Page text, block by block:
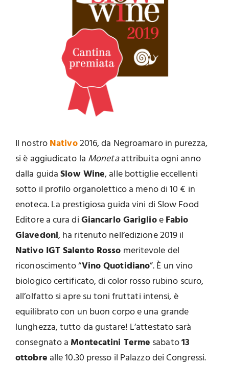
Il nostroNativo2016, da Negroamaro in purezza,
si è aggiudicato la Monetaattribuita ogni anno
dalla guidaSlow Wine, alle bottiglie eccellenti
sotto il profilo organolettico a meno di 10 € in
enoteca. La prestigiosa guida vini di Slow Food
Editore a cura diGiancarlo GariglioeFabio
Giavedoni, ha ritenuto nell’edizione 2019 il
Nativo IGT Salento Rosso meritevole del
riconoscimento “Vino Quotidiano”. È un vino
biologico certificato, di color rosso rubino scuro,
all’olfatto si apre su toni fruttati intensi, è
equilibrato con un buon corpo e una grande
lunghezza, tutto da gustare! L’attestato sarà
consegnato a Montecatini Terme sabato13
ottobre alle 10.30 presso il Palazzo dei Congressi.